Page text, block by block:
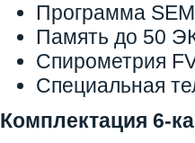
Программа
Память до 50
Спирометрия
Специальная
Комплектация 6-